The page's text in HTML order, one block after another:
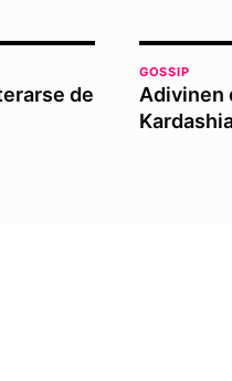
de
GOSSIP
Adivinen